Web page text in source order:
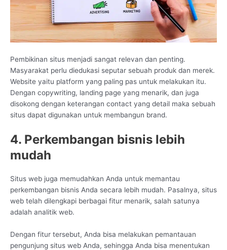
Pembikinan situs menjadi sangat relevan dan penting.
Masyarakat perlu diedukasi seputar sebuah produk dan merek.
Website yaitu platform yang paling pas untuk melakukan itu.
Dengan copywriting, landing page yang menarik, dan juga
disokong dengan keterangan contact yang detail maka sebuah
situs dapat digunakan untuk membangun brand.
4. Perkembangan bisnis lebih
mudah
Situs web juga memudahkan Anda untuk memantau
perkembangan bisnis Anda secara lebih mudah. Pasalnya, situs
web telah dilengkapi berbagai fitur menarik, salah satunya
adalah analitik web.
Dengan fitur tersebut, Anda bisa melakukan pemantauan
pengunjung situs web Anda, sehingga Anda bisa menentukan